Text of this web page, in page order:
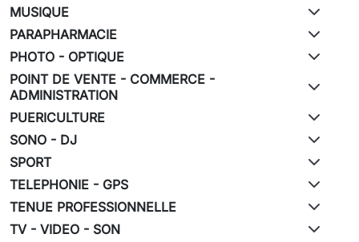
MUSIQUE
PARAPHARMACIE
PHOTO - OPTIQUE
POINT DE VENTE - COMMERCE -
ADMINISTRATION
PUERICULTURE
SONO - DJ
SPORT
TELEPHONIE - GPS
TENUE PROFESSIONNELLE
TV - VIDEO - SON